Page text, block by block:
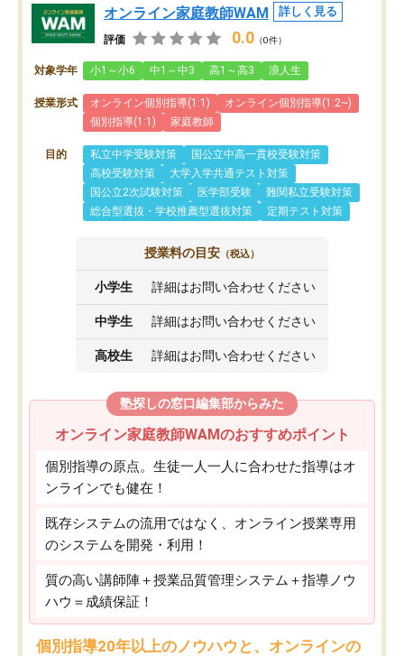
オンライン家庭教師WAM 詳しく見る
評価 0.0 （0件）
対象学年 小1～小6 中1～中3 高1～高3 浪人生
授業形式 オンライン個別指導(1:1)
オンライン個別指導(1:2~)
個別指導(1:1)
家庭教師
目的 私立中学受験対策
国公立中高一貫校受験対策
高校受験対策
大学入学共通テスト対策
国公立2次試験対策
医学部受験
難関私立受験対策
総合型選抜・学校推薦型選抜対策
定期テスト対策
授業料の目安 （税込）
小学生 詳細はお問い合わせください
中学生 詳細はお問い合わせください
高校生 詳細はお問い合わせください
塾探しの窓口編集部からみた
オンライン家庭教師WAMのおすすめポイント
個別指導の原点。生徒一人一人に合わせた指導はオ
ンラインでも健在！
既存システムの流用ではなく、オンライン授業専用
のシステムを開発・利用！
質の高い講師陣＋授業品質管理システム＋指導ノウ
ハウ＝成績保証！
個別指導20年以上のノウハウと、オンラインの